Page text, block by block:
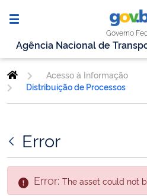
Governo
Agência Nacional de
Acesso à Informação
Distribuição de Processos
Error
Error: The asset could not